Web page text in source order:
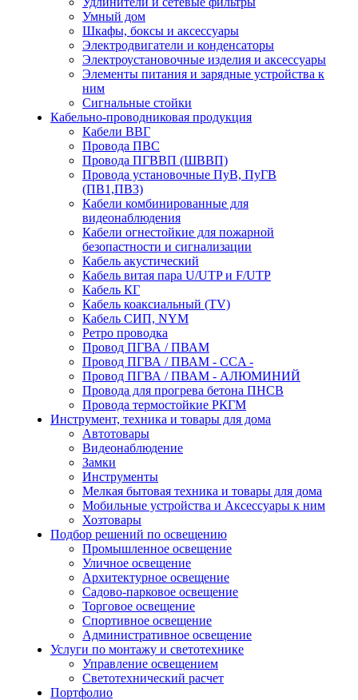
Умный дом
Шкафы, боксы и аксессуары
Электродвигатели и конденсаторы
Электроустановочные изделия и аксессуары
Элементы питания и зарядные устройства к
ним
Сигнальные стойки
Кабельно-проводниковая продукция
Кабели ВВГ
Провода ПВС
Провода ПГВВП (ШВВП)
Провода установочные ПуВ, ПуГВ
(ПВ1,ПВ3)
Кабели комбинированные для
видеонаблюдения
Кабели огнестойкие для пожарной
безопастности и сигнализации
Кабель акустический
Кабель витая пара U/UTP и F/UTP
Кабель КГ
Кабель коаксиальный (TV)
Кабель СИП, NYM
Ретро проводка
Провод ПГВА / ПВАМ
Провод ПГВА / ПВАМ - CCA -
Провод ПГВА / ПВАМ - АЛЮМИНИЙ
Провода для прогрева бетона ПНСВ
Провода термостойкие РКГМ
Инструмент, техника и товары для дома
Автотовары
Видеонаблюдение
Замки
Инструменты
Мелкая бытовая техника и товары для дома
Мобильные устройства и Аксессуары к ним
Хозтовары
Подбор решений по освещению
Промышленное освещение
Уличное освещение
Архитектурное освещение
Садово-парковое освещение
Торговое освещение
Спортивное освещение
Административное освещение
Услуги по монтажу и светотехнике
Управление освещением
Светотехнический расчет
Портфолио